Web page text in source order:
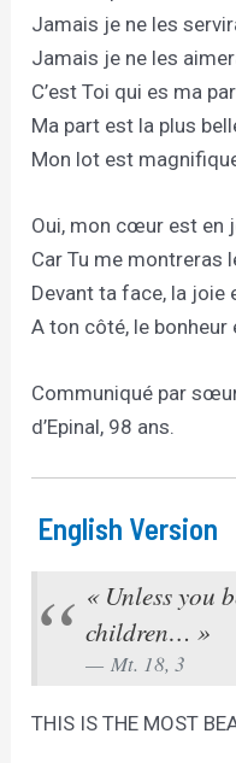
Jamais je ne les
Jamais je ne les
C’est Toi qui es ma
Ma part est la plus
Mon lot est
Oui, mon cœur est en
Car Tu me montreras
Devant ta face, la joie
A ton côté, le bonheur
Communiqué par
d’Epinal, 98 ans.
English Version
« Unless you
children… »
Mt. 18, 3
THIS IS THE MOST